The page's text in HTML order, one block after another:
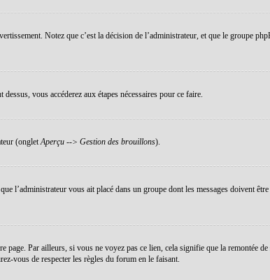
Notez que c’est la décision de l’administrateur, et que le groupe
vous accéderez aux étapes nécessaires pour ce faire.
(ongletAperçu --> Gestion des brouillons).
l’administrateur vous ait placé dans un groupe dont les messages doivent
page. Par ailleurs, si vous ne voyez pas ce lien, cela signifie que la remontée
vous de respecter les règles du forum en le faisant.